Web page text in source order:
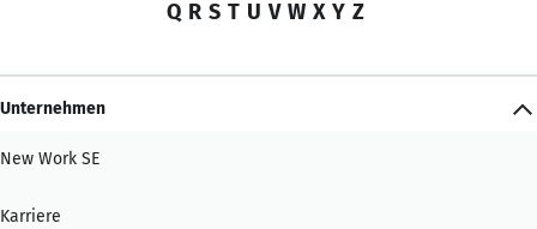
Q R S T U V W X Y Z
Unternehmen
New Work SE
Karriere